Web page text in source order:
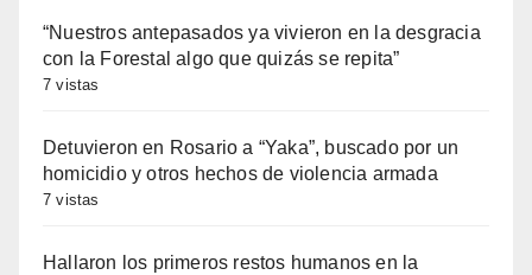
“Nuestros antepasados ya vivieron en la desgracia
con la Forestal algo que quizás se repita”
7 vistas
Detuvieron en Rosario a “Yaka”, buscado por un
homicidio y otros hechos de violencia armada
7 vistas
Hallaron los primeros restos humanos en la